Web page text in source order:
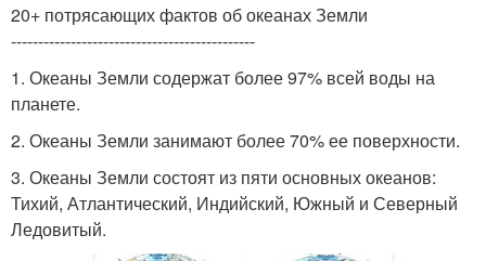
20+ потрясающих фактов об океанах Земли
---------------------------------------------
1. Океаны Земли содержат более 97% всей воды на
планете.
2. Океаны Земли занимают более 70% ее поверхности.
3. Океаны Земли состоят из пяти основных океанов:
Тихий, Атлантический, Индийский, Южный и Северный
Ледовитый.